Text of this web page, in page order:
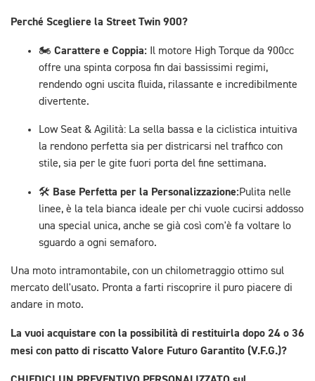
Perché Scegliere la Street Twin 900?
🏍️ Carattere e Coppia: Il motore High Torque da 900cc
offre una spinta corposa fin dai bassissimi regimi,
rendendo ogni uscita fluida, rilassante e incredibilmente
divertente.
Low Seat & Agilità: La sella bassa e la ciclistica intuitiva
la rendono perfetta sia per districarsi nel traffico con
stile, sia per le gite fuori porta del fine settimana.
🛠️ Base Perfetta per la Personalizzazione:Pulita nelle
linee, è la tela bianca ideale per chi vuole cucirsi addosso
una special unica, anche se già così com'è fa voltare lo
sguardo a ogni semaforo.
Una moto intramontabile, con un chilometraggio ottimo sul
mercato dell'usato. Pronta a farti riscoprire il puro piacere di
andare in moto.
La vuoi acquistare con la possibilità di restituirla dopo 24 o 36
mesi con patto di riscatto Valore Futuro Garantito (V.F.G.)?